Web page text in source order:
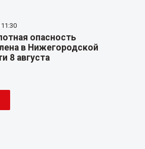
опасность
в Нижегородской
8 августа